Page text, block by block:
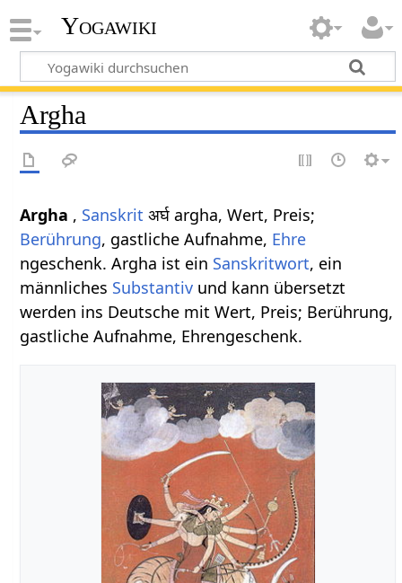
Yogawiki
Argha
Argha , Sanskrit अर्घ argha, Wert, Preis;
Berührung, gastliche Aufnahme, Ehre
ngeschenk. Argha ist ein Sanskritwort, ein
männliches Substantiv und kann übersetzt
werden ins Deutsche mit Wert, Preis; Berührung,
gastliche Aufnahme, Ehrengeschenk.